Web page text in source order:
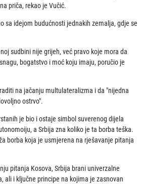
priča, rekao je Vučić.
sa idejom budućnosti jednakih zemalja, gdje se
sudbini nije grijeh, već pravo koje mora da
bogatstvo i moć koju imaju, poručio je
na jačanju multulateralizma i da "nijedna
ostrvo".
je bio i ostaje simbol suverenog dijela
a Srbija zna koliko je ta borba teška.
borba koja je usmjerena na rješavanje pitanja
pitanja Kosova, Srbija brani univerzalne
ali i ključne principe na kojima je zasnovan